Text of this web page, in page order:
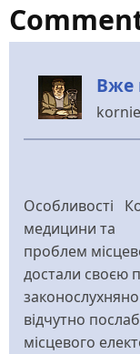
Вже
Особливості
медицини та
проблем
достали своєю
відчутно
місцевого